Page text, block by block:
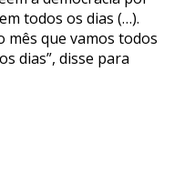
todos os dias (…).
mês que vamos todos
dias”, disse para